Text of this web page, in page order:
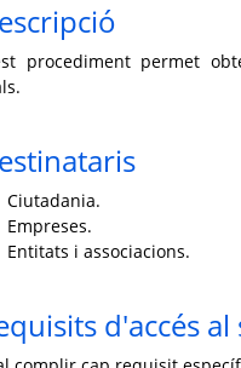
procediment permet
Ciutadania.
Empreses.
Entitats i associacions.
d'accés al